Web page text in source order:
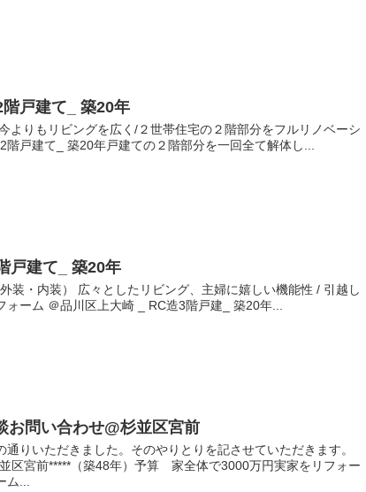
戸建て_ 築20年​
よりもリビングを広く/２世帯住宅の２階部分をフルリノベーシ
戸建て_ 築20年​ 戸建ての２階部分を一回全て解体し...
戸建て_ 築20年​
装・内装） 広々としたリビング、主婦に嬉しい機能性 / 引越し
ーム ＠品川区上大崎 _ RC造3階戸建_ 築20年​ ...
お問い合わせ@杉並区宮前
りいただきました。そのやりとりを記させていただきます。
宮前*****（築48年）予算 家全体で3000万円実家をリフォー
...